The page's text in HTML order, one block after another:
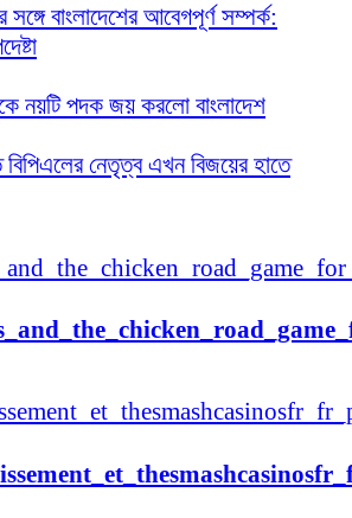
সঙ্গে বাংলাদেশের আবেগপূর্ণ সম্পর্ক:
নয়টি পদক জয় করলো বাংলাদেশ
বিপিএলের নেতৃত্ব এখন বিজয়ের হাতে